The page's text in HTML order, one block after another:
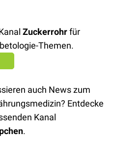
Zuckerrohrfür
Themen.
auch News zum
Entdecke
Kanal
.